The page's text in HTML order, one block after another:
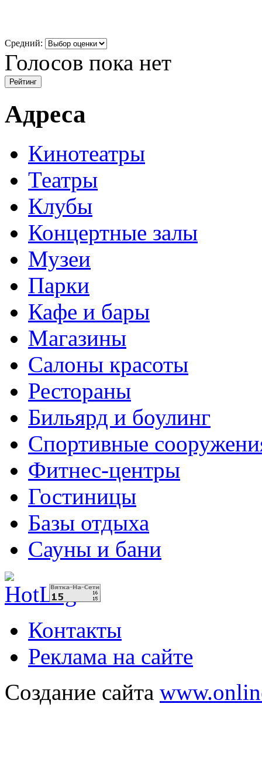
Средний:
Голосов пока нет
Адреса
Кинотеатры
Театры
Клубы
Концертные залы
Музеи
Парки
Кафе и бары
Магазины
Салоны красоты
Рестораны
Бильярд и боулинг
Спортивные
Фитнес-центры
Гостиницы
Базы отдыха
Сауны и бани
Контакты
Реклама на сайте
Создание сайта